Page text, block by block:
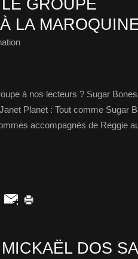
GROUPE
LA
à nos lecteurs ? Sugar
Planet : Tout comme Sugar
accompagnés de Reggie
DOS